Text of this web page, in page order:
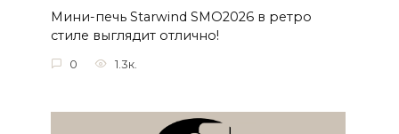
Мини-печь Starwind SMO2026 в ретро
стиле выглядит отлично!
0 1.3к.